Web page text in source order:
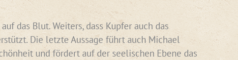
das Blut. Weiters, dass Kupfer auch das
Die letzte Aussage führt auch Michael
und fördert auf der seelischen Ebene das